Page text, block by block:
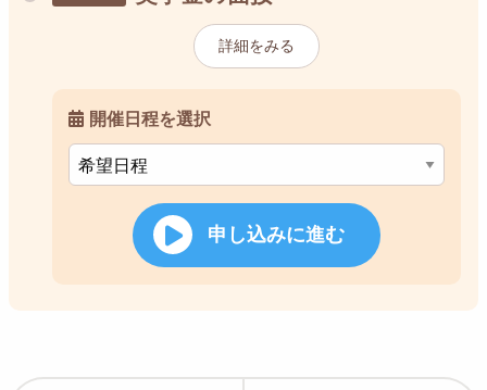
詳細をみる
開催日程を選択
申し込みに進む